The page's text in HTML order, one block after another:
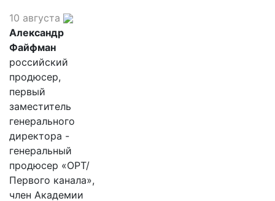
10 августа
Александр
Файфман
российский
продюсер,
первый
заместитель
генерального
директора -
генеральный
продюсер «ОРТ/
Первого канала»,
член Академии